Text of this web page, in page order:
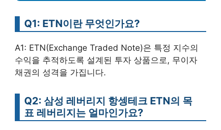
Q1: ETN이란 무엇인가요?
A1: ETN(Exchange Traded Note)은 특정 지수의
수익을 추적하도록 설계된 투자 상품으로, 무이자
채권의 성격을 가집니다.
Q2: 삼성 레버리지 항셍테크 ETN의 목
표 레버리지는 얼마인가요?